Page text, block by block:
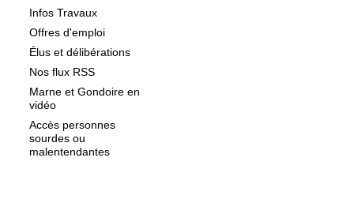
Infos Travaux
Offres d'emploi
Élus et délibérations
Nos flux RSS
Marne et Gondoire en
vidéo
Accès personnes
sourdes ou
malentendantes